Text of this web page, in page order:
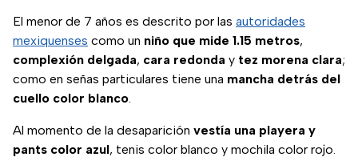
El menor de 7 años es descrito por las autoridades
mexiquenses como un niño que mide 1.15 metros,
complexión delgada, cara redonda y tez morena clara;
como en señas particulares tiene una mancha detrás del
cuello color blanco.
Al momento de la desaparición vestía una playera y
pants color azul, tenis color blanco y mochila color rojo.